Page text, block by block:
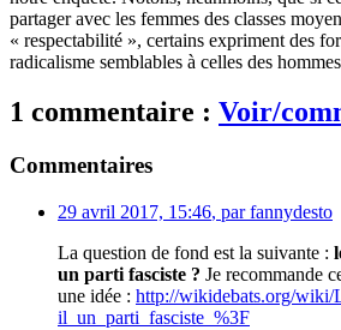
partager avec les femmes des classes
« respectabilité », certains expriment des
radicalisme semblables à celles des
1 commentaire : Voir/
Commentaires
29 avril 2017, 15:46, parfannydesto
La question de fond est la suivante :
un parti fasciste ? Je recommande
une idée : http://wikidebats.org/wiki/
il_un_parti_fasciste_%3F